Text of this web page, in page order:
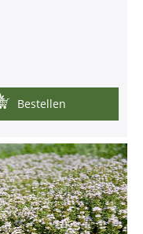
Bestellen